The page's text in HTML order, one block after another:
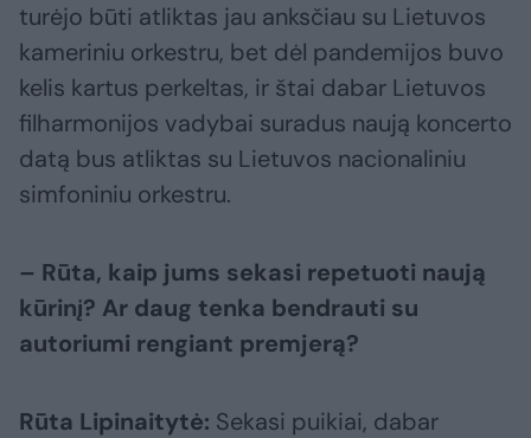
turėjo būti atliktas jau anksčiau su Lietuvos
kameriniu orkestru, bet dėl pandemijos buvo
kelis kartus perkeltas, ir štai dabar Lietuvos
filharmonijos vadybai suradus naują koncerto
datą bus atliktas su Lietuvos nacionaliniu
simfoniniu orkestru.
– Rūta, kaip jums sekasi repetuoti naują
kūrinį? Ar daug tenka bendrauti su
autoriumi rengiant premjerą?
Rūta Lipinaitytė: Sekasi puikiai, dabar